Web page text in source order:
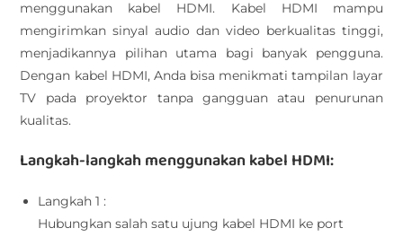
menggunakan kabel HDMI. Kabel HDMI mampu
mengirimkan sinyal audio dan video berkualitas tinggi,
menjadikannya pilihan utama bagi banyak pengguna.
Dengan kabel HDMI, Anda bisa menikmati tampilan layar
TV pada proyektor tanpa gangguan atau penurunan
kualitas.
Langkah-langkah menggunakan kabel HDMI:
Langkah 1 :
Hubungkan salah satu ujung kabel HDMI ke port